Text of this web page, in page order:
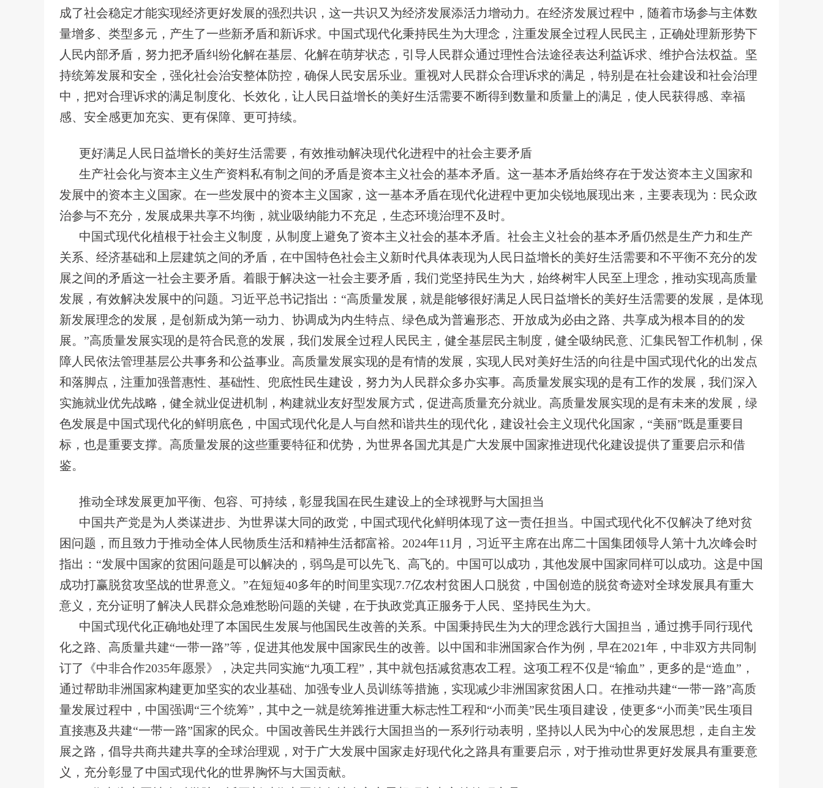
成了社会稳定才能实现经济更好发展的强烈共识，这一共识又为经济发展添活力增动力。在经济发展过程中，随着市场参与主体数
量增多、类型多元，产生了一些新矛盾和新诉求。中国式现代化秉持民生为大理念，注重发展全过程人民民主，正确处理新形势下
人民内部矛盾，努力把矛盾纠纷化解在基层、化解在萌芽状态，引导人民群众通过理性合法途径表达利益诉求、维护合法权益。坚
持统筹发展和安全，强化社会治安整体防控，确保人民安居乐业。重视对人民群众合理诉求的满足，特别是在社会建设和社会治理
中，把对合理诉求的满足制度化、长效化，让人民日益增长的美好生活需要不断得到数量和质量上的满足，使人民获得感、幸福
感、安全感更加充实、更有保障、更可持续。
更好满足人民日益增长的美好生活需要，有效推动解决现代化进程中的社会主要矛盾
生产社会化与资本主义生产资料私有制之间的矛盾是资本主义社会的基本矛盾。这一基本矛盾始终存在于发达资本主义国家和
发展中的资本主义国家。在一些发展中的资本主义国家，这一基本矛盾在现代化进程中更加尖锐地展现出来，主要表现为：民众政
治参与不充分，发展成果共享不均衡，就业吸纳能力不充足，生态环境治理不及时。
中国式现代化植根于社会主义制度，从制度上避免了资本主义社会的基本矛盾。社会主义社会的基本矛盾仍然是生产力和生产
关系、经济基础和上层建筑之间的矛盾，在中国特色社会主义新时代具体表现为人民日益增长的美好生活需要和不平衡不充分的发
展之间的矛盾这一社会主要矛盾。着眼于解决这一社会主要矛盾，我们党坚持民生为大，始终树牢人民至上理念，推动实现高质量
发展，有效解决发展中的问题。习近平总书记指出：“高质量发展，就是能够很好满足人民日益增长的美好生活需要的发展，是体现
新发展理念的发展，是创新成为第一动力、协调成为内生特点、绿色成为普遍形态、开放成为必由之路、共享成为根本目的的发
展。”高质量发展实现的是符合民意的发展，我们发展全过程人民民主，健全基层民主制度，健全吸纳民意、汇集民智工作机制，保
障人民依法管理基层公共事务和公益事业。高质量发展实现的是有情的发展，实现人民对美好生活的向往是中国式现代化的出发点
和落脚点，注重加强普惠性、基础性、兜底性民生建设，努力为人民群众多办实事。高质量发展实现的是有工作的发展，我们深入
实施就业优先战略，健全就业促进机制，构建就业友好型发展方式，促进高质量充分就业。高质量发展实现的是有未来的发展，绿
色发展是中国式现代化的鲜明底色，中国式现代化是人与自然和谐共生的现代化，建设社会主义现代化国家，“美丽”既是重要目
标，也是重要支撑。高质量发展的这些重要特征和优势，为世界各国尤其是广大发展中国家推进现代化建设提供了重要启示和借
鉴。
推动全球发展更加平衡、包容、可持续，彰显我国在民生建设上的全球视野与大国担当
中国共产党是为人类谋进步、为世界谋大同的政党，中国式现代化鲜明体现了这一责任担当。中国式现代化不仅解决了绝对贫
困问题，而且致力于推动全体人民物质生活和精神生活都富裕。2024年11月，习近平主席在出席二十国集团领导人第十九次峰会时
指出：“发展中国家的贫困问题是可以解决的，弱鸟是可以先飞、高飞的。中国可以成功，其他发展中国家同样可以成功。这是中国
成功打赢脱贫攻坚战的世界意义。”在短短40多年的时间里实现7.7亿农村贫困人口脱贫，中国创造的脱贫奇迹对全球发展具有重大
意义，充分证明了解决人民群众急难愁盼问题的关键，在于执政党真正服务于人民、坚持民生为大。
中国式现代化正确地处理了本国民生发展与他国民生改善的关系。中国秉持民生为大的理念践行大国担当，通过携手同行现代
化之路、高质量共建“一带一路”等，促进其他发展中国家民生的改善。以中国和非洲国家合作为例，早在2021年，中非双方共同制
订了《中非合作2035年愿景》，决定共同实施“九项工程”，其中就包括减贫惠农工程。这项工程不仅是“输血”，更多的是“造血”，
通过帮助非洲国家构建更加坚实的农业基础、加强专业人员训练等措施，实现减少非洲国家贫困人口。在推动共建“一带一路”高质
量发展过程中，中国强调“三个统筹”，其中之一就是统筹推进重大标志性工程和“小而美”民生项目建设，使更多“小而美”民生项目
直接惠及共建“一带一路”国家的民众。中国改善民生并践行大国担当的一系列行动表明，坚持以人民为中心的发展思想，走自主发
展之路，倡导共商共建共享的全球治理观，对于广大发展中国家走好现代化之路具有重要启示，对于推动世界更好发展具有重要意
义，充分彰显了中国式现代化的世界胸怀与大国贡献。